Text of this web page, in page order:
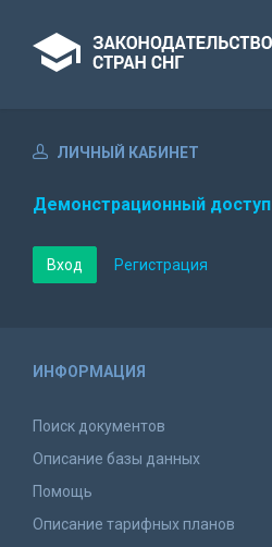
ЛИЧНЫЙ КАБИНЕТ
Демонстрационный доступ
Вход Регистрация
ИНФОРМАЦИЯ
Поиск документов
Описание базы данных
Помощь
Описание тарифных планов